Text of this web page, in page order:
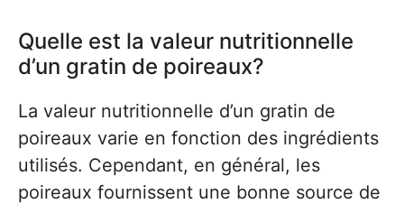
Quelle est la valeur nutritionnelle
d’un gratin de poireaux?
La valeur nutritionnelle d’un gratin de
poireaux varie en fonction des ingrédients
utilisés. Cependant, en général, les
poireaux fournissent une bonne source de